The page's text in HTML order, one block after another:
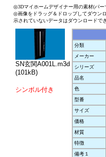
◎3Dマイホームデザイナー用の素材(パー
◎画像をドラッグ＆ドロップしてダウン
示されていないデータはダウンロードで
SN玄関A001L.m3d
(101kB)
シンボル付き
分類
メーカー
シリーズ
品名
色
型番
サイズ
価格
材質
特徴
備考１